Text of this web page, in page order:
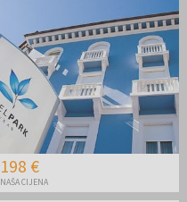
198 €
NAŠA CIJENA